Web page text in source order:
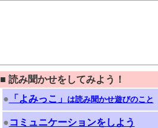
■ 読み聞かせをしてみよう！
● 「よみっこ」 は読み聞かせ遊びのこと
●コミュニケーションをしよう